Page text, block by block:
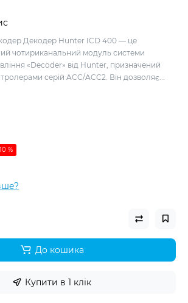
Декодер Hunter ICD 400 — це
чотириканальний модуль системи
«Decoder» від Hunter, призначений
серій ACC/ACC2. Він дозволяє...
%
До кошика
Купити в 1 клік